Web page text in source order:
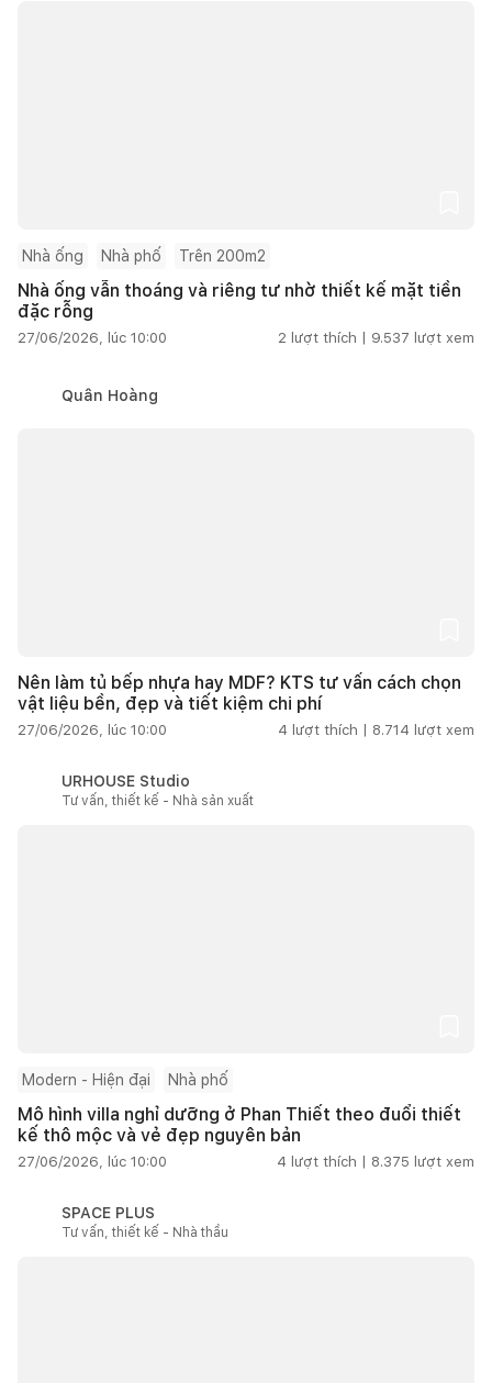
Nhà ống Nhà phố Trên 200m2
Nhà ống vẫn thoáng và riêng tư nhờ thiết kế mặt tiền
đặc rỗng
27/06/2026, lúc 10:00 2 lượt thích | 9.537 lượt xem
Quân Hoàng
Nên làm tủ bếp nhựa hay MDF? KTS tư vấn cách chọn
vật liệu bền, đẹp và tiết kiệm chi phí
27/06/2026, lúc 10:00 4 lượt thích | 8.714 lượt xem
URHOUSE Studio
Tư vấn, thiết kế - Nhà sản xuất
Modern - Hiện đại Nhà phố
Mô hình villa nghỉ dưỡng ở Phan Thiết theo đuổi thiết
kế thô mộc và vẻ đẹp nguyên bản
27/06/2026, lúc 10:00 4 lượt thích | 8.375 lượt xem
SPACE PLUS
Tư vấn, thiết kế - Nhà thầu